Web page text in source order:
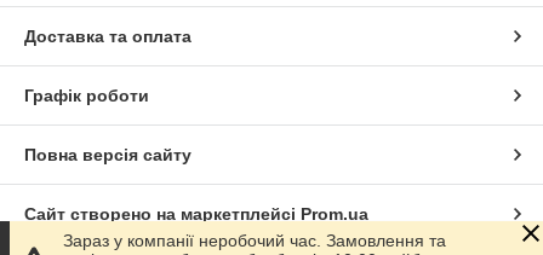
Доставка та оплата
Графік роботи
Повна версія сайту
Сайт створено на маркетплейсі Prom.ua
Зараз у компанії неробочий час. Замовлення та